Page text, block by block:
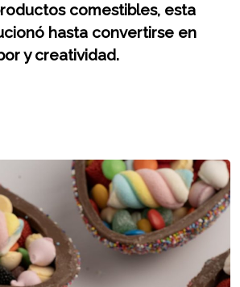
comestibles, esta
hasta convertirse en
y creatividad.